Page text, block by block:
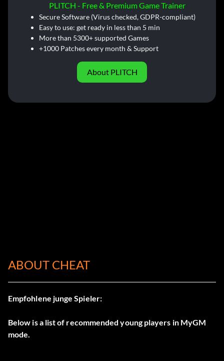
PLITCH - Free & Premium Game Trainer
Secure Software (Virus checked, GDPR-compliant)
Easy to use: get ready in less than 5 min
More than 5300+ supported Games
+1000 Patches every month & Support
About PLITCH
ABOUT CHEAT
Empfohlene junge Spieler:
Below is a list of recommended young players in MyGM
mode.